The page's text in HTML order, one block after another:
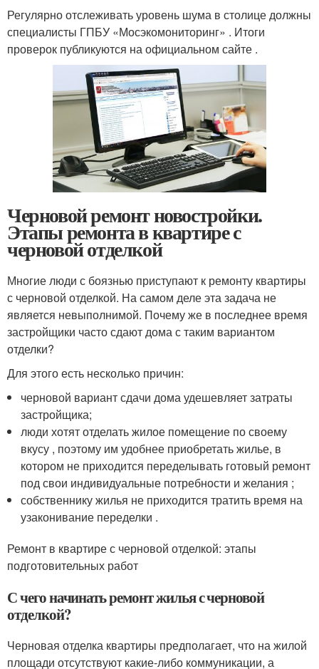
Регулярно отслеживать уровень шума в столице должны
специалисты ГПБУ «Мосэкомониторинг» . Итоги
проверок публикуются на официальном сайте .
Черновой ремонт новостройки.
Этапы ремонта в квартире с
черновой отделкой
Многие люди с боязнью приступают к ремонту квартиры
с черновой отделкой. На самом деле эта задача не
является невыполнимой. Почему же в последнее время
застройщики часто сдают дома с таким вариантом
отделки?
Для этого есть несколько причин:
черновой вариант сдачи дома удешевляет затраты
застройщика;
люди хотят отделать жилое помещение по своему
вкусу , поэтому им удобнее приобретать жилье, в
котором не приходится переделывать готовый ремонт
под свои индивидуальные потребности и желания ;
собственнику жилья не приходится тратить время на
узаконивание переделки .
Ремонт в квартире с черновой отделкой: этапы
подготовительных работ
С чего начинать ремонт жилья с черновой
отделкой?
Черновая отделка квартиры предполагает, что на жилой
площади отсутствуют какие-либо коммуникации, а